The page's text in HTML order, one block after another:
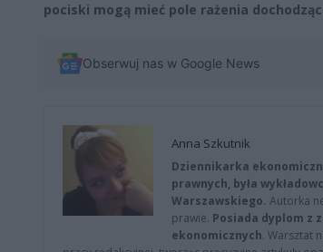
pociski mogą mieć pole rażenia
Obserwuj nas w Google News
Anna Szkutnik
Dziennikarka
prawnych, była
Warszawskiego. Autorka
prawie. Posiada dyplom z
ekonomicznych. Warsztat